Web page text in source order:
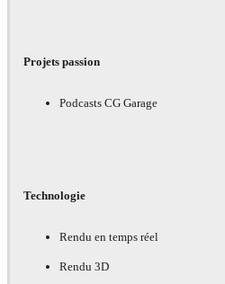
Projets passion
Podcasts CG Garage
Technologie
Rendu en temps réel
Rendu 3D